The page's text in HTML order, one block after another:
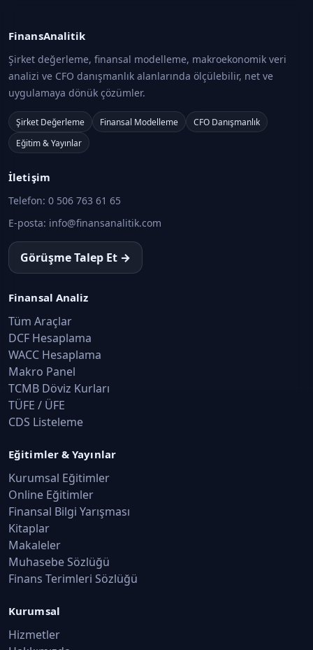
FinansAnalitik
Şirket değerleme, finansal modelleme, makroekonomik veri
analizi ve CFO danışmanlık alanlarında ölçülebilir, net ve
uygulamaya dönük çözümler.
Şirket Değerleme Finansal Modelleme
CFO Danışmanlık
Eğitim & Yayınlar
İletişim
Telefon: 0 506 763 61 65
E-posta: info@finansanalitik.com
Görüşme Talep Et →
Finansal Analiz
Tüm Araçlar
DCF Hesaplama
WACC Hesaplama
Makro Panel
TCMB Döviz Kurları
TÜFE / ÜFE
CDS Listeleme
Eğitimler & Yayınlar
Kurumsal Eğitimler
Online Eğitimler
Finansal Bilgi Yarışması
Kitaplar
Makaleler
Muhasebe Sözlüğü
Finans Terimleri Sözlüğü
Kurumsal
Hizmetler